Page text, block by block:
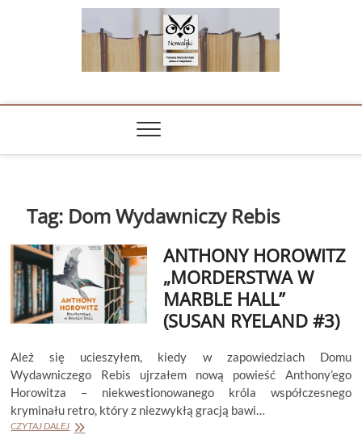
NOWALIJKI
Tag: Dom Wydawniczy Rebis
ANTHONY HOROWITZ
„MORDERSTWA W
MARBLE HALL”
(SUSAN RYELAND #3)
Ależ się ucieszyłem, kiedy w zapowiedziach Domu
Wydawniczego Rebis ujrzałem nową powieść Anthony’ego
Horowitza – niekwestionowanego króla współczesnego
kryminału retro, który z niezwykłą gracją bawi…
CZYTAJ DALEJANTHONY